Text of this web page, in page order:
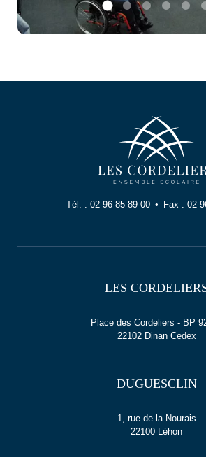
Tél. : 02 96 85 89 00 Fax : 02
LES
Place des Cordeliers - BP
22102 Dinan Cedex
DUGUESCLIN
1, rue de la Nourais
22100 Léhon